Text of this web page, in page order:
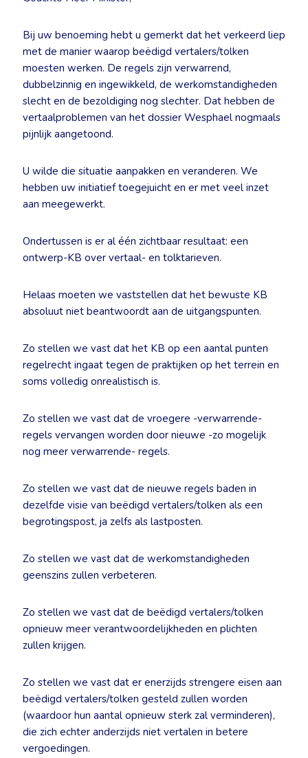
Bij uw benoeming hebt u gemerkt dat het verkeerd liep
met de manier waarop beëdigd vertalers/tolken
moesten werken. De regels zijn verwarrend,
dubbelzinnig en ingewikkeld, de werkomstandigheden
slecht en de bezoldiging nog slechter. Dat hebben de
vertaalproblemen van het dossier Wesphael nogmaals
pijnlijk aangetoond.
U wilde die situatie aanpakken en veranderen. We
hebben uw initiatief toegejuicht en er met veel inzet
aan meegewerkt.
Ondertussen is er al één zichtbaar resultaat: een
ontwerp-KB over vertaal- en tolktarieven.
Helaas moeten we vaststellen dat het bewuste KB
absoluut niet beantwoordt aan de uitgangspunten.
Zo stellen we vast dat het KB op een aantal punten
regelrecht ingaat tegen de praktijken op het terrein en
soms volledig onrealistisch is.
Zo stellen we vast dat de vroegere -verwarrende-
regels vervangen worden door nieuwe -zo mogelijk
nog meer verwarrende- regels.
Zo stellen we vast dat de nieuwe regels baden in
dezelfde visie van beëdigd vertalers/tolken als een
begrotingspost, ja zelfs als lastposten.
Zo stellen we vast dat de werkomstandigheden
geenszins zullen verbeteren.
Zo stellen we vast dat de beëdigd vertalers/tolken
opnieuw meer verantwoordelijkheden en plichten
zullen krijgen.
Zo stellen we vast dat er enerzijds strengere eisen aan
beëdigd vertalers/tolken gesteld zullen worden
(waardoor hun aantal opnieuw sterk zal verminderen),
die zich echter anderzijds niet vertalen in betere
vergoedingen.